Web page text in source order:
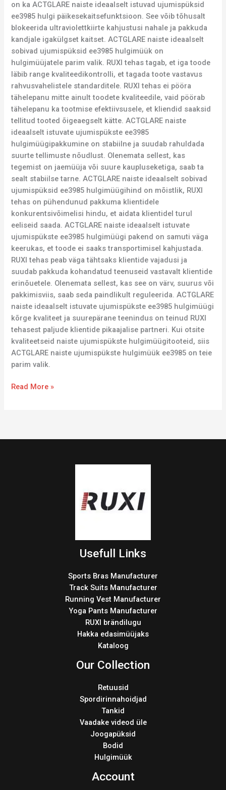
on ka ACTGLARE naiste ideaalselt istuvad ujumispüksid
ee3985 hulgi päikesekaitsefunktsioon. See võib tõhusalt
blokeerida ultraviolettkiirte kahjustusi nahale ja pakkuda
kandjale igakülgset kaitset. ACTGLARE naiste ideaalselt
sobivad ujumispüksid ee3985 hulgimüük on
hulgimüüjatele parim valik. RUXI tehas tagab, et iga toode
läbib range kvaliteedikontrolli, et tagada toote vastavus
rahvusvahelistele standarditele. RUXI tehas ei pööra
tähelepanu mitte ainult toodete kvaliteedile, vaid pöörab
tähelepanu ka tootmise efektiivsusele, et kliendid saaksid
tellitud tooted õigeaegselt kätte. ACTGLARE naiste
ideaalselt istuvate ujumispükste ee3985
hulgimüügipakkumine on stabiilne ja suudab rahuldada
suurte tellimuste nõudlust. Olenemata sellest, kas
tegemist on jaemüüja või suure kaupluseketiga, saab ta
sealt stabiilse tarne. ACTGLARE naiste ideaalselt sobivad
ujumispüksid ee3985 hulgimüügihind on mõistlik, RUXI
tehas on pühendunud pakkuma klientidele
konkurentsivõimelisi hindu, et aidata klientidel turul
eeliseid saada. ACTGLARE naiste ideaalselt istuvate
ujumispükste ee3985 hulgimüügi pakend on samuti väga
keerukas, et toode ei saaks transportimisel kahjustada.
RUXI tehas peab väga tähtsaks klientide vajadusi ja
suudab pakkuda kohandatud teenuseid vastavalt klientide
erinõuetele. Olenemata sellest, kas see on värv, suurus või
pakkimisviis, saab seda paindlikult reguleerida. ACTGLARE
naiste ideaalselt istuvate ujumispükste ee3985 hulgimüügi
kõrge kvaliteet ja suurepärane teenindus on teinud RUXI
tehasest paljude klientide pikaajalise partneri. Kui otsite
kvaliteetseid naiste ujumispükste hulgimüügitooteid, siis
ACTGLARE naiste ujumispükste hulgimüük ee3985 on teie
parim valik.
Read More »
Usefull Links
Sports Bras Manufacturer
Track Suits Manufacturer
Running Vest Manufacturer
Yoga Pants Manufacturer
RUXI brändilugu
Hakka edasimüüjaks
Kataloog
Our Collection
Retuusid
Spordirinnahoidjad
Tankid
Vaadake videod üle
Joogapüksid
Bodid
Hulgimüük
Account